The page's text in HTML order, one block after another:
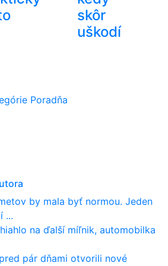
skôr
uškodí
Poradňa
by mala byť normou. Jeden
...
na ďalší míľnik, automobilka
pár dňami otvorili nové